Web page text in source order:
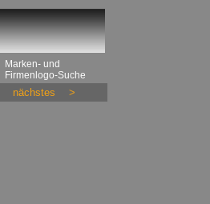
Marken- und
Firmenlogo-Suche
nächstes >